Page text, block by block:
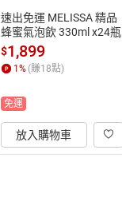
速出免運 MELISSA 精品
蜂蜜氣泡飲 330ml x24瓶
$1,899
1% (賺18點)
免運
放入購物車